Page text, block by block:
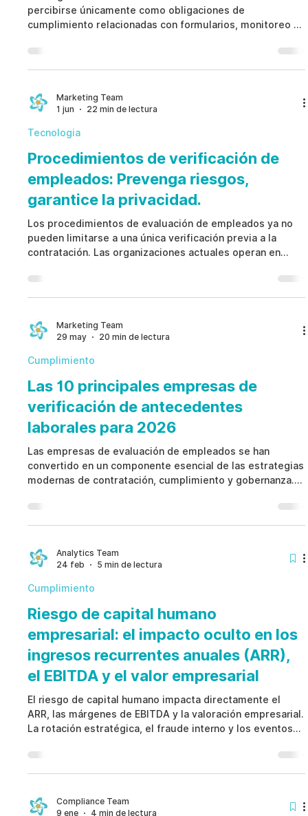
percibirse únicamente como obligaciones de
cumplimiento relacionadas con formularios, monitoreo y
efectivos tienen un propósito mucho más amplio:
proteger a las organizaciones frente a estructuras de
controles internos deficientes y errores de juicio. Las
regulaciones modernas contra el lavado de dinero
Marketing Team
1 jun
22 min de lectura
Tecnologia
Procedimientos de verificación de
empleados: Prevenga riesgos,
garantice la privacidad.
Los procedimientos de evaluación de empleados ya no
pueden limitarse a una única verificación previa a la
contratación. Las organizaciones actuales operan en
interna, las exigencias regulatorias, la protección de
datos y los cambios constantes en los niveles de riesgo.
efectivos adoptan un enfoque basado en el ciclo de vida,
alineando confianza, acceso, gobernanza y gestión
Marketing Team
29 may
20 min de lectura
Cumplimiento
Las 10 principales empresas de
verificación de antecedentes
laborales para 2026
Las empresas de evaluación de empleados se han
convertido en un componente esencial de las estrategias
modernas de contratación, cumplimiento y gobernanza.
verificaciones de antecedentes y validación de
credenciales, las organizaciones actuales necesitan
continua de riesgos, la supervisión ética y la integridad
de la fuerza laboral. Las mejores empresas de
Analytics Team
24 feb
5 min de lectura
Cumplimiento
Riesgo de capital humano
empresarial: el impacto oculto en los
ingresos recurrentes anuales (ARR),
el EBITDA y el valor empresarial
El riesgo de capital humano impacta directamente el
ARR, las márgenes de EBITDA y la valoración empresarial.
La rotación estratégica, el fraude interno y los eventos
Priorizar el riesgo de capital humano en tiempo real
permite proteger ingresos, estabilidad operativa y
Compliance Team
9 ene
4 min de lectura